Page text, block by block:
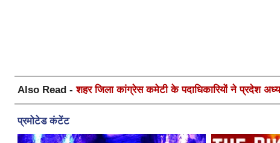
Also Read -शहर जिला कांग्रेस कमेटी के पदाधिकारियों ने प्रदेश